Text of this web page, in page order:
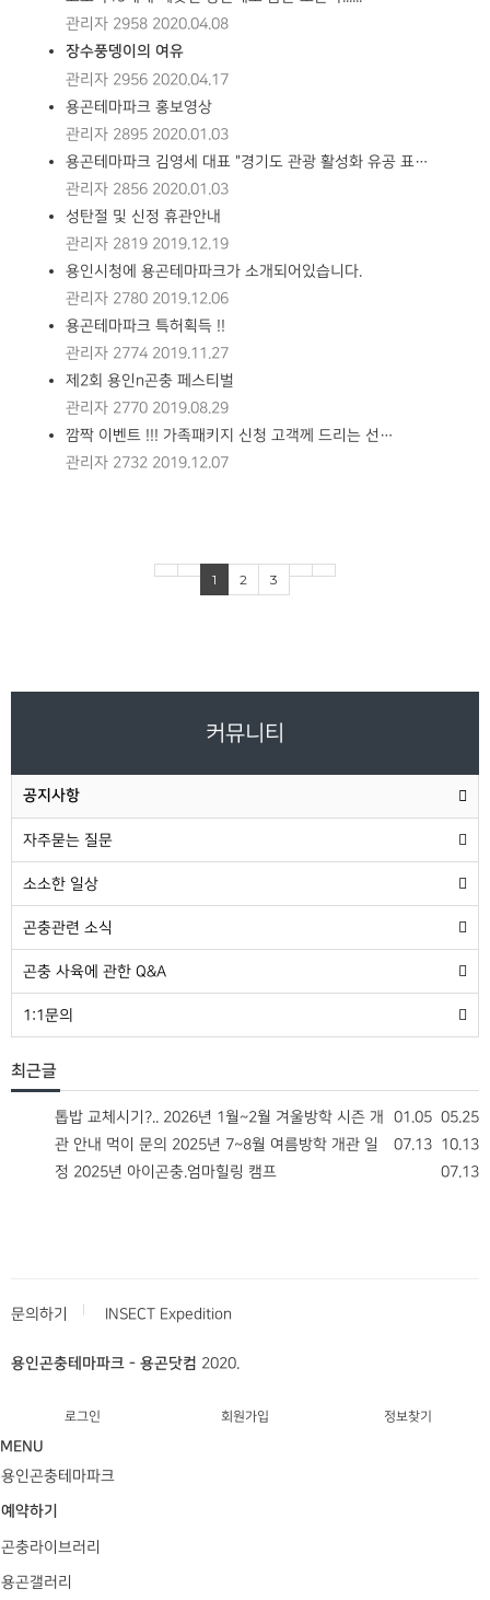
관리자 2958 2020.04.08
장수풍뎅이의 여유
관리자 2956 2020.04.17
용곤테마파크 홍보영상
관리자 2895 2020.01.03
용곤테마파크 김영세 대표 "경기도 관광 활성화 유공 표…
관리자 2856 2020.01.03
성탄절 및 신정 휴관안내
관리자 2819 2019.12.19
용인시청에 용곤테마파크가 소개되어있습니다.
관리자 2780 2019.12.06
용곤테마파크 특허획득 !!
관리자 2774 2019.11.27
제2회 용인n곤충 페스티벌
관리자 2770 2019.08.29
깜짝 이벤트 !!! 가족패키지 신청 고객께 드리는 선…
관리자 2732 2019.12.07
1 2 3
커뮤니티
공지사항
자주묻는 질문
소소한 일상
곤충관련 소식
곤충 사육에 관한 Q&A
1:1문의
최근글
05.25
톱밥 교체시기?.. 01.05
2026년 1월~2월 겨울방학 시즌 개
관 안내
10.13
먹이 문의 07.13
2025년 7~8월 여름방학 개관 일
정
07.13
2025년 아이곤충.엄마힐링 캠프
문의하기 INSECT Expedition
용인곤충테마파크 - 용곤닷컴 2020.
로그인 회원가입 정보찾기
MENU
용인곤충테마파크
예약하기
곤충라이브러리
용곤갤러리